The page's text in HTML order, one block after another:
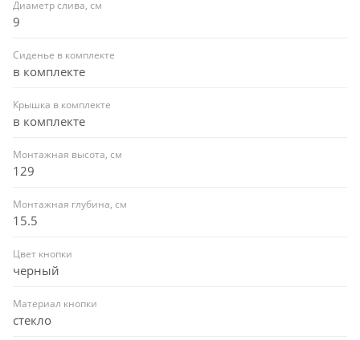
Диаметр слива, см
9
Сиденье в комплекте
в комплекте
Крышка в комплекте
в комплекте
Монтажная высота, см
129
Монтажная глубина, см
15.5
Цвет кнопки
черный
Материал кнопки
стекло